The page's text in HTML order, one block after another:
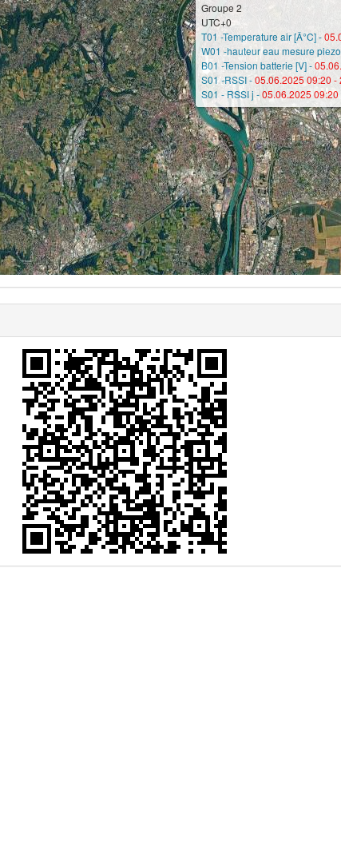
Groupe 2
UTC+0
T01 -Temperature air [Â°C] -
W01 -hauteur eau mesure
B01 -Tension batterie [V] -
S01 -RSSI -05.06.2025 09:20 -
S01 - RSSI j -05.06.2025 09:20